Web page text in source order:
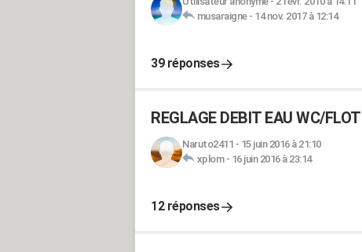
musaraigne- 14 nov. 2017 à 12:14
39 réponses
REGLAGE DEBIT EAU WC/
Naruto2411 - 15 juin 2016 à 21:10
xplom- 16 juin 2016 à 23:14
12 réponses